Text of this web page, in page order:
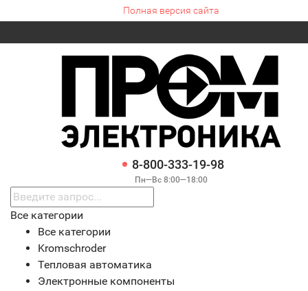
Полная версия сайта
8-800-333-19-98
Пн—Вс 8:00—18:00
Все категории
Все категории
Kromschroder
Тепловая автоматика
Электронные компоненты